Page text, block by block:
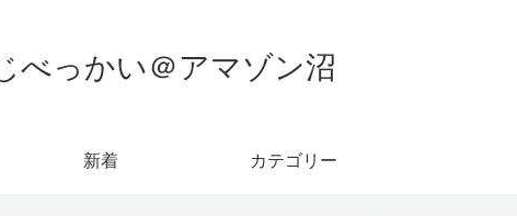
べっかい＠アマゾン沼
新着 カテゴリー